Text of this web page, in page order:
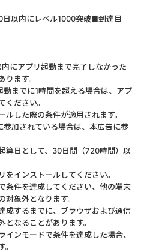
以内にレベル1000突破■到達目
にアプリ起動まで完了しなかった
ます。
までに1時間を超える場合は、アプ
ください。
ルした際の条件が適用されます。
加されている場合は、本広告に参
算日として、30日間（720時間）以
をインストールしてください。
条件を達成してください、他の端末
象外となります。
成するまでに、ブラウザおよび通信
なることがあります。
インモードで条件を達成した場合、